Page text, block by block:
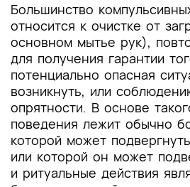
Большинство
относится к очистке от
основном мытье рук),
для получения гарантии
потенциально опасная
возникнуть, или
опрятности. В основе
поведения лежит обычно
которой может
или которой он может
и ритуальные действия